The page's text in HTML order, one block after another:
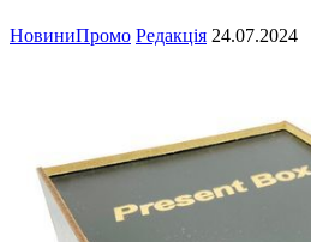
НовиниПромо Редакція 24.07.2024